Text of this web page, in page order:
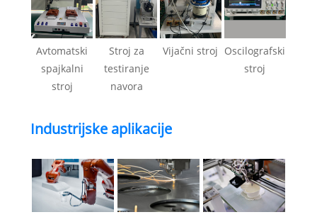
Avtomatski
spajkalni
stroj
Stroj za
testiranje
navora
Vijačni stroj Oscilografski
stroj
Industrijske aplikacije